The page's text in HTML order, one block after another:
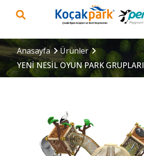
Anasayfa
Ürünler
YENİ NESİL OYUN PARK GRUPLARI